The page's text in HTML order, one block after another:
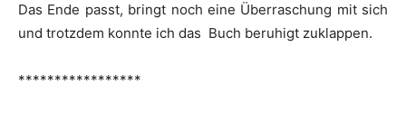
Das Ende passt, bringt noch eine Überraschung mit sich
und trotzdem konnte ich das Buch beruhigt zuklappen.
*****************